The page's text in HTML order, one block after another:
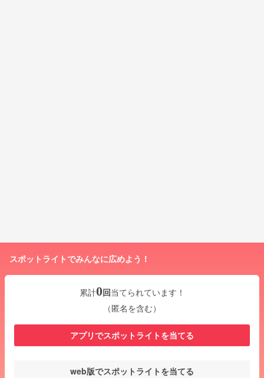
スポットライトでみんなに広めよう！
累計0回当てられています！
（匿名を含む）
アプリでスポットライトを当てる
web版でスポットライトを当てる